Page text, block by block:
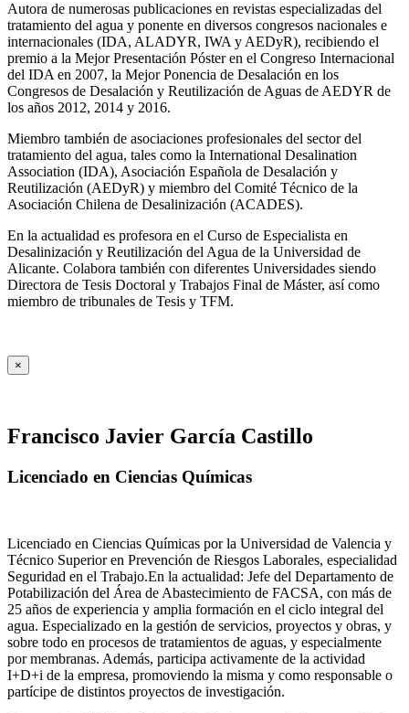
Autora de numerosas publicaciones en revistas especializadas del
tratamiento del agua y ponente en diversos congresos nacionales e
internacionales (IDA, ALADYR, IWA y AEDyR), recibiendo el
premio a la Mejor Presentación Póster en el Congreso Internacional
del IDA en 2007, la Mejor Ponencia de Desalación en los
Congresos de Desalación y Reutilización de Aguas de AEDYR de
los años 2012, 2014 y 2016.
Miembro también de asociaciones profesionales del sector del
tratamiento del agua, tales como la International Desalination
Association (IDA), Asociación Española de Desalación y
Reutilización (AEDyR) y miembro del Comité Técnico de la
Asociación Chilena de Desalinización (ACADES).
En la actualidad es profesora en el Curso de Especialista en
Desalinización y Reutilización del Agua de la Universidad de
Alicante. Colabora también con diferentes Universidades siendo
Directora de Tesis Doctoral y Trabajos Final de Máster, así como
miembro de tribunales de Tesis y TFM.
×
Francisco Javier García Castillo
Licenciado en Ciencias Químicas
Licenciado en Ciencias Químicas por la Universidad de Valencia y
Técnico Superior en Prevención de Riesgos Laborales, especialidad
Seguridad en el Trabajo.En la actualidad: Jefe del Departamento de
Potabilización del Área de Abastecimiento de FACSA, con más de
25 años de experiencia y amplia formación en el ciclo integral del
agua. Especializado en la gestión de servicios, proyectos y obras, y
sobre todo en procesos de tratamientos de aguas, y especialmente
por membranas. Además, participa activamente de la actividad
I+D+i de la empresa, promoviendo la misma y como responsable o
partícipe de distintos proyectos de investigación.